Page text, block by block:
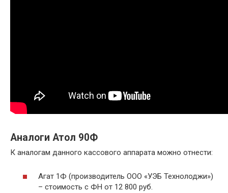
Аналоги Атол 90Ф
К аналогам данного кассового аппарата можно отнести:
Агат 1Ф (производитель ООО «УЭБ Технолоджи»)
– стоимость с ФН от 12 800 руб.